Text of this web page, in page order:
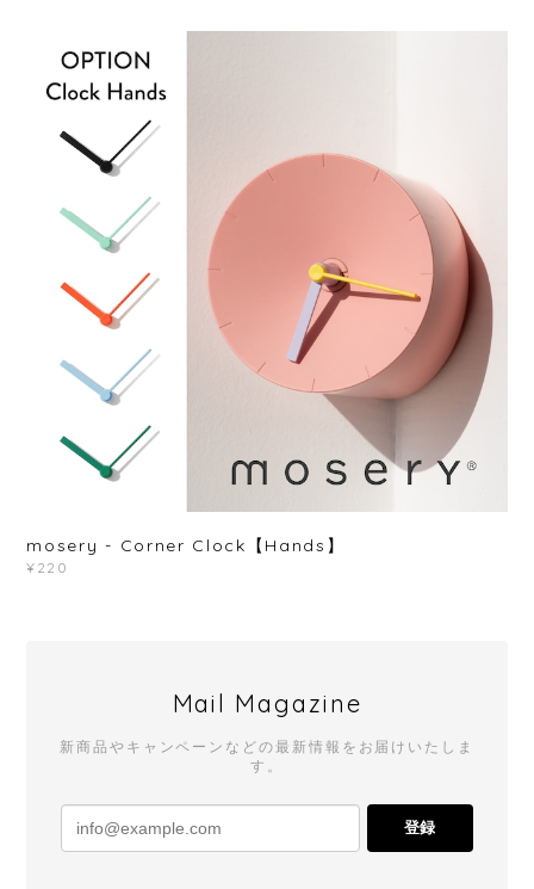
mosery - Corner Clock【Hands】
¥220
Mail Magazine
新商品やキャンペーンなどの最新情報をお届けいたしま
す。
登録